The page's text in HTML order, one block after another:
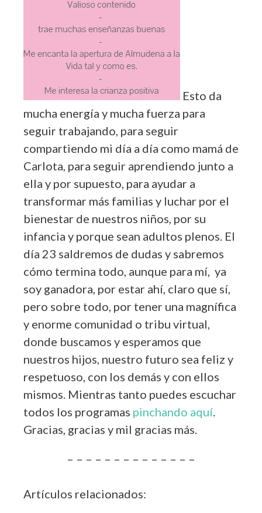
Esto da
mucha energía y mucha fuerza para
seguir trabajando, para seguir
compartiendo mi día a día como mamá de
Carlota, para seguir aprendiendo junto a
ella y por supuesto, para ayudar a
transformar más familias y luchar por el
bienestar de nuestros niños, por su
infancia y porque sean adultos plenos. El
día 23 saldremos de dudas y sabremos
cómo termina todo, aunque para mí, ya
soy ganadora, por estar ahí, claro que sí,
pero sobre todo, por tener una magnífica
y enorme comunidad o tribu virtual,
donde buscamos y esperamos que
nuestros hijos, nuestro futuro sea feliz y
respetuoso, con los demás y con ellos
mismos. Mientras tanto puedes escuchar
todos los programas pinchando aquí.
Gracias, gracias y mil gracias más.
– – – – – – – – – – – – – –
Artículos relacionados: